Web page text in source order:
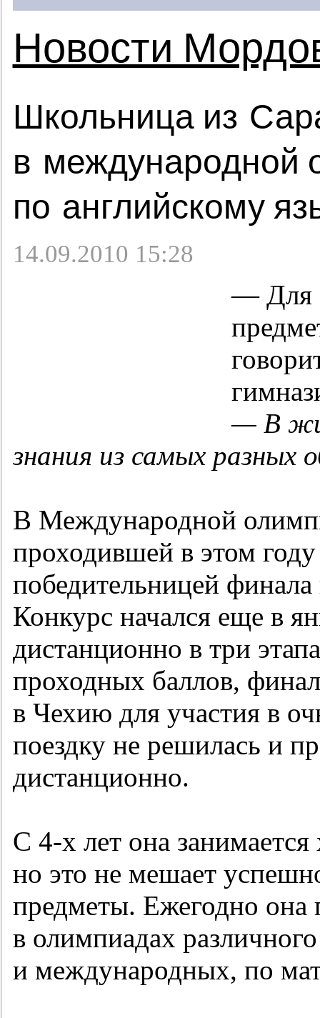
Новости
Школьница из
в международной
по английскому
14.09.2010 15:28
— Для
— В
знания из самых разных
В Международной
проходившей в этом
победительницей
Конкурс начался еще в
дистанционно в три
проходных баллов,
в Чехию для участия в
поездку не решилась и
дистанционно.
С 4-х лет она
но это не мешает
предметы. Ежегодно она
в олимпиадах
и международных, по